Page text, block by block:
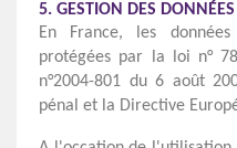
5. GESTION DES
En France, les
protégées par la loi n°
n°2004-801 du 6 août
pénal et la Directive